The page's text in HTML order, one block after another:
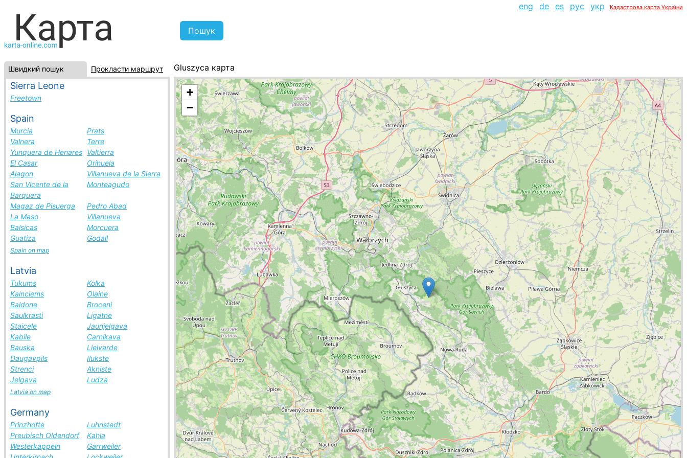
eng de es рус укр Кадастрова карта України
Швидкий пошук Прокласти маршрут
Sierra Leone
Freetown
Spain
Murcia
Prats
Valnera
Terre
Yunquera de Henares Valtierra
El Casar
Orihuela
Alagon
Villanueva de la Sierra
San Vicente de la
Barquera
Monteagudo
Magaz de Pisuerga
Pedro Abad
La Maso
Villanueva
Balsicas
Morcuera
Guatiza
Godall
Spain on map
Latvia
Tukums
Kolka
Kalnciems
Olaine
Baldone
Broceni
Saulkrasti
Ligatne
Staicele
Jaunjelgava
Kabile
Carnikava
Bauska
Lielvarde
Daugavpils
Ilukste
Strenci
Akniste
Jelgava
Ludza
Latvia on map
Germany
Prinzhofte
Luhnstedt
Preubisch Oldendorf
Kahla
Westerkappeln
Garrweiler
Gluszyca карта
Польща, список міст
+
−